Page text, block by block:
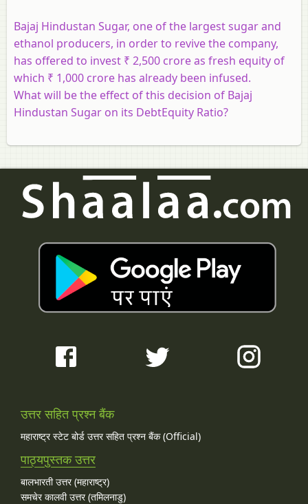
Bajaj Hindustan Sugar, one of the largest sugar and
ethanol producers, in order to revive the company,
has offered to invest ₹ 2,500 crore as fresh equity of
which ₹ 1,000 crore has already been infused.
What will be the effect of this decision of Bajaj
Hindustan Sugar on its DebtEquity Ratio?
उत्तर सहित प्रश्न बैंक
महाराष्ट्र स्टेट बोर्ड उत्तर सहित प्रश्न बैंक (Official)
पाठ्यपुस्तक उत्तर
बालभारती उत्तर (महाराष्ट्र)
समचेर कालवी उत्तर (तमिलनाडु)